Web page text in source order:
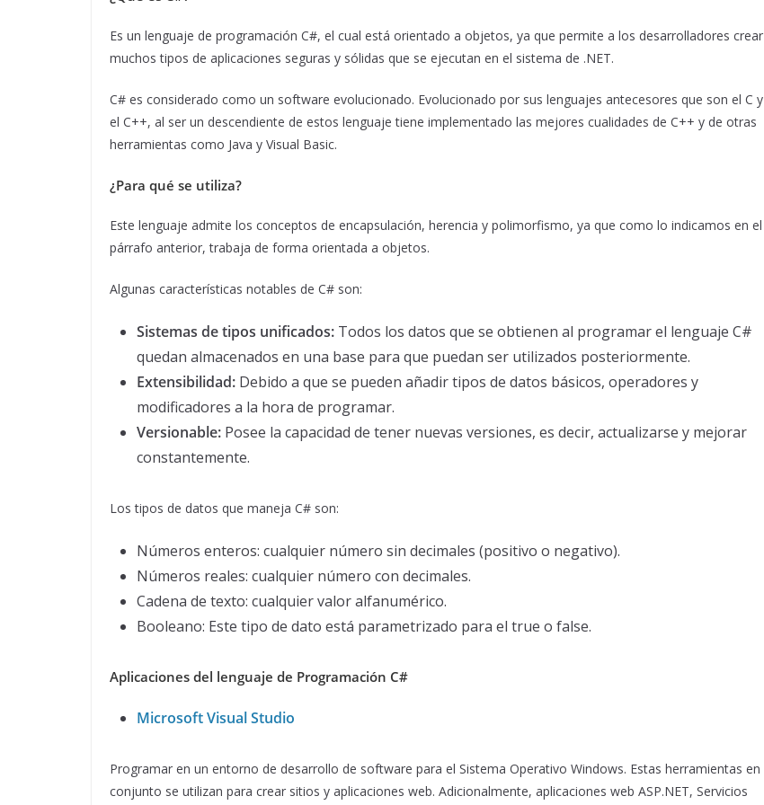
Es un lenguaje de programación C#, el cual está orientado a objetos, ya que permite a los desarrolladores crear
muchos tipos de aplicaciones seguras y sólidas que se ejecutan en el sistema de .NET.
C# es considerado como un software evolucionado. Evolucionado por sus lenguajes antecesores que son el C y
el C++, al ser un descendiente de estos lenguaje tiene implementado las mejores cualidades de C++ y de otras
herramientas como Java y Visual Basic.
¿Para qué se utiliza?
Este lenguaje admite los conceptos de encapsulación, herencia y polimorfismo, ya que como lo indicamos en el
párrafo anterior, trabaja de forma orientada a objetos.
Algunas características notables de C# son:
Sistemas de tipos unificados: Todos los datos que se obtienen al programar el lenguaje C#
quedan almacenados en una base para que puedan ser utilizados posteriormente.
Extensibilidad: Debido a que se pueden añadir tipos de datos básicos, operadores y
modificadores a la hora de programar.
Versionable: Posee la capacidad de tener nuevas versiones, es decir, actualizarse y mejorar
constantemente.
Los tipos de datos que maneja C# son:
Números enteros: cualquier número sin decimales (positivo o negativo).
Números reales: cualquier número con decimales.
Cadena de texto: cualquier valor alfanumérico.
Booleano: Este tipo de dato está parametrizado para el true o false.
Aplicaciones del lenguaje de Programación C#
Microsoft Visual Studio
Programar en un entorno de desarrollo de software para el Sistema Operativo Windows. Estas herramientas en
conjunto se utilizan para crear sitios y aplicaciones web. Adicionalmente, aplicaciones web ASP.NET, Servicios